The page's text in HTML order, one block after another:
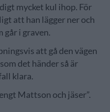
mycket kul ihop. För
att han lägger ner och
går i graven.
att gå den vägen
det händer så är
klara.
Mattson och jäser”.